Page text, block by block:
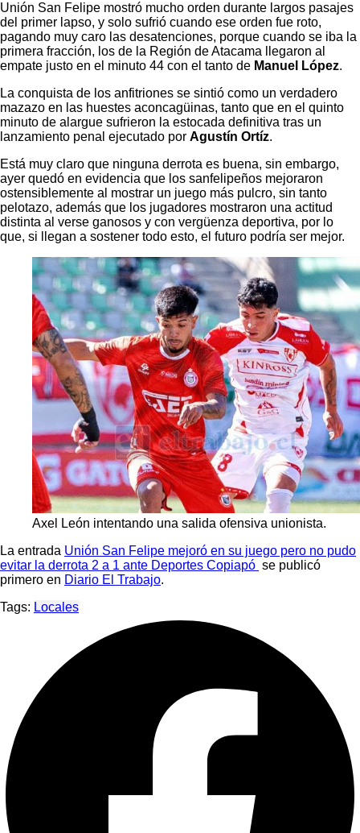
Unión San Felipe mostró mucho orden durante largos pasajes
del primer lapso, y solo sufrió cuando ese orden fue roto,
pagando muy caro las desatenciones, porque cuando se iba la
primera fracción, los de la Región de Atacama llegaron al
empate justo en el minuto 44 con el tanto de Manuel López.
La conquista de los anfitriones se sintió como un verdadero
mazazo en las huestes aconcagüinas, tanto que en el quinto
minuto de alargue sufrieron la estocada definitiva tras un
lanzamiento penal ejecutado por Agustín Ortíz.
Está muy claro que ninguna derrota es buena, sin embargo,
ayer quedó en evidencia que los sanfelipeños mejoraron
ostensiblemente al mostrar un juego más pulcro, sin tanto
pelotazo, además que los jugadores mostraron una actitud
distinta al verse ganosos y con vergüenza deportiva, por lo
que, si llegan a sostener todo esto, el futuro podría ser mejor.
Axel León intentando una salida ofensiva unionista.
La entrada Unión San Felipe mejoró en su juego pero no pudo
evitar la derrota 2 a 1 ante Deportes Copiapó se publicó
primero en Diario El Trabajo.
Tags: Locales